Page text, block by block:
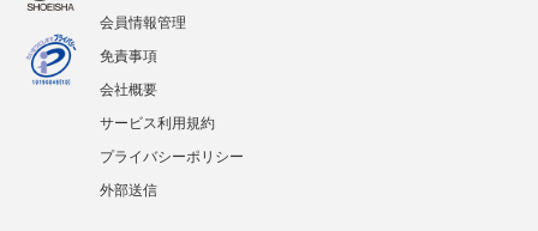
会員情報管理
免責事項
会社概要
サービス利用規約
プライバシーポリシー
外部送信